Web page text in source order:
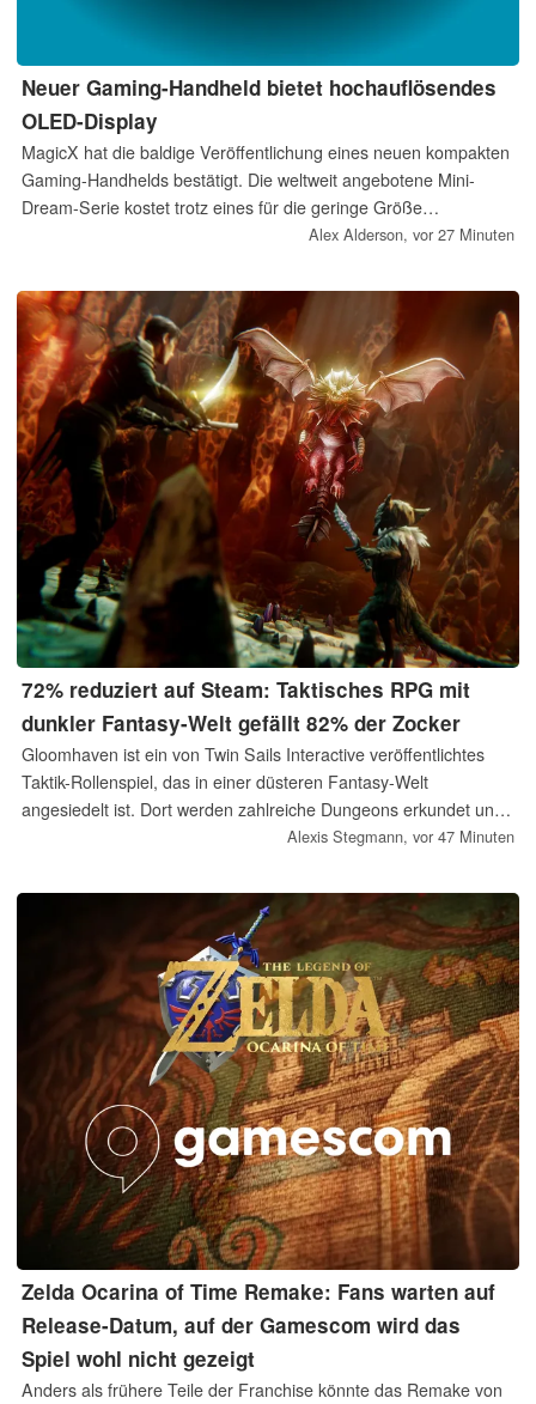
Neuer Gaming-Handheld bietet hochauflösendes
OLED-Display
MagicX hat die baldige Veröffentlichung eines neuen kompakten
Gaming-Handhelds bestätigt. Die weltweit angebotene Mini-
Dream-Serie kostet trotz eines für die geringe Größe
hochauflösenden OLED-Displays nicht allzu viel.
Alex Alderson, vor 27 Minuten
72% reduziert auf Steam: Taktisches RPG mit
dunkler Fantasy-Welt gefällt 82% der Zocker
Gloomhaven ist ein von Twin Sails Interactive veröffentlichtes
Taktik-Rollenspiel, das in einer düsteren Fantasy-Welt
angesiedelt ist. Dort werden zahlreiche Dungeons erkundet und
Gegner in rundenbasierten Kartenkämpfen bekämpft. Derzeit ist
Alexis Stegmann, vor 47 Minuten
Zelda Ocarina of Time Remake: Fans warten auf
Release-Datum, auf der Gamescom wird das
Spiel wohl nicht gezeigt
Anders als frühere Teile der Franchise könnte das Remake von